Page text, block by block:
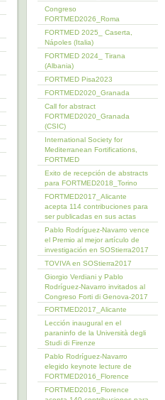
Congreso
FORTMED2026_Roma
FORTMED 2025_ Caserta,
Nápoles (Italia)
FORTMED 2024_ Tirana
(Albania)
FORTMED Pisa2023
FORTMED2020_Granada
Call for abstract
FORTMED2020_Granada
(CSIC)
International Society for
Mediterranean Fortifications,
FORTMED
Exito de recepción de abstracts
para FORTMED2018_Torino
FORTMED2017_Alicante
acepta 114 contribuciones para
ser publicadas en sus actas
Pablo Rodríguez-Navarro vence
el Premio al mejor artículo de
investigación en SOStierra2017
TOVIVA en SOStierra2017
Giorgio Verdiani y Pablo
Rodríguez-Navarro invitados al
Congreso Forti di Genova-2017
FORTMED2017_Alicante
Lección inaugural en el
paraninfo de la Università degli
Studi di Firenze
Pablo Rodríguez-Navarro
elegido keynote lecture de
FORTMED2016_Florence
FORTMED2016_Florence